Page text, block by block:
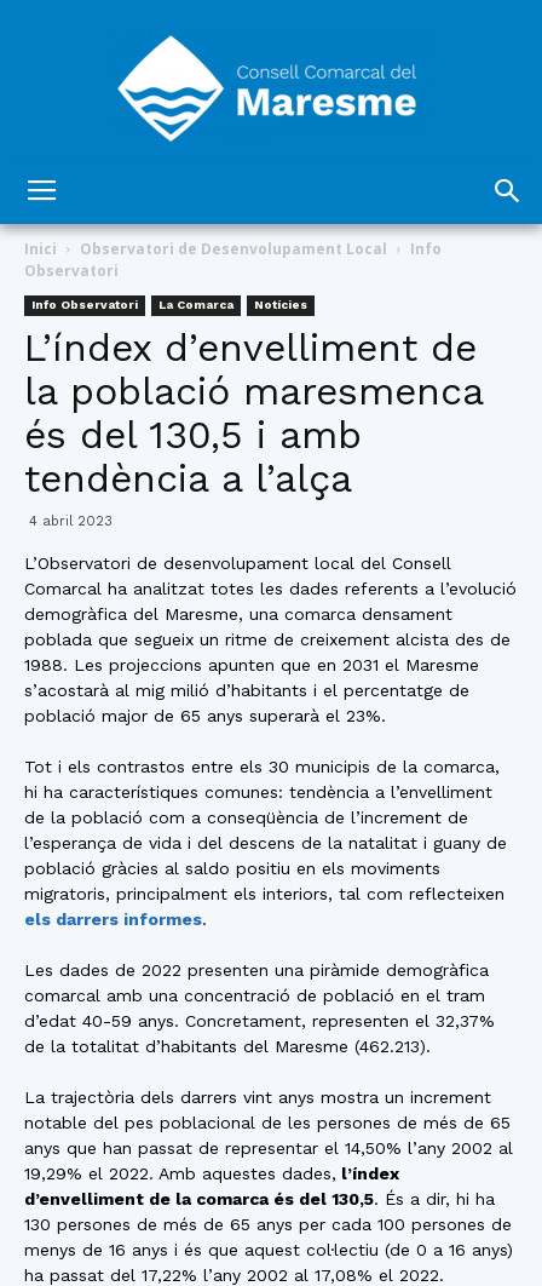
Comarcal
del
Inici Observatori de Desenvolupament Local
Info
Observatori
Info Observatori La Comarca Notícies
L’índex d’envelliment de
la població maresmenca
és del 130,5 i amb
tendència a l’alça
4 abril 2023
L’Observatori de desenvolupament local del Consell
Comarcal ha analitzat totes les dades referents a l’evolució
demogràfica del Maresme, una comarca densament
poblada que segueix un ritme de creixement alcista des de
1988. Les projeccions apunten que en 2031 el Maresme
s’acostarà al mig milió d’habitants i el percentatge de
població major de 65 anys superarà el 23%.
Tot i els contrastos entre els 30 municipis de la comarca,
hi ha característiques comunes: tendència a l’envelliment
de la població com a conseqüència de l’increment de
l’esperança de vida i del descens de la natalitat i guany de
població gràcies al saldo positiu en els moviments
migratoris, principalment els interiors, tal com reflecteixen
els darrers informes.
Les dades de 2022 presenten una piràmide demogràfica
comarcal amb una concentració de població en el tram
d’edat 40-59 anys. Concretament, representen el 32,37%
de la totalitat d’habitants del Maresme (462.213).
La trajectòria dels darrers vint anys mostra un increment
notable del pes poblacional de les persones de més de 65
anys que han passat de representar el 14,50% l’any 2002 al
19,29% el 2022. Amb aquestes dades, l’índex
d’envelliment de la comarca és del 130,5. És a dir, hi ha
130 persones de més de 65 anys per cada 100 persones de
menys de 16 anys i és que aquest col·lectiu (de 0 a 16 anys)
ha passat del 17,22% l’any 2002 al 17,08% el 2022.